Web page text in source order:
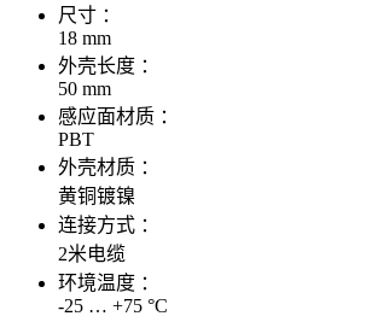
尺寸 ：
18 mm
外壳长度 ：
50 mm
感应面材质 ：
PBT
外壳材质 ：
黄铜镀镍
连接方式 ：
2米电缆
环境温度 ：
-25 … +75 °C